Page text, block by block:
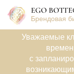
Брендовая
Уважаемые
с